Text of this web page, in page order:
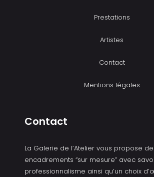
Prestations
Artistes
Contact
Mentions légales
Contact
La Galerie de l’Atelier vous propose
encadrements “sur mesure” avec
professionnalisme ainsi qu’un choix